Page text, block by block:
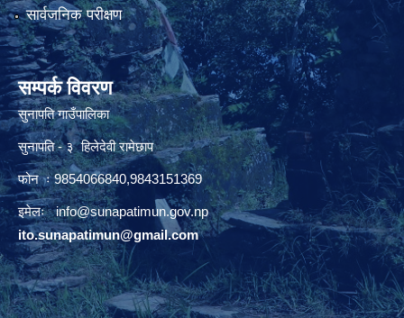
सार्वजनिक परीक्षण
सम्पर्क विवरण
सुनापति गाउँपालिका
सुनापति - ३ हिलेदेवी रामेछाप
फोन ः 9854066840,9843151369
इमेलः info@sunapatimun.gov.np
ito.sunapatimun@gmail.com